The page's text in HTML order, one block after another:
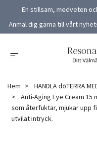
En stillsam, medveten
Anmäl dig gärna till vårt
Hem HANDLA dōTERRA
Anti-Aging Eye Cream
som återfuktar, mjukar upp
utvilat intryck.